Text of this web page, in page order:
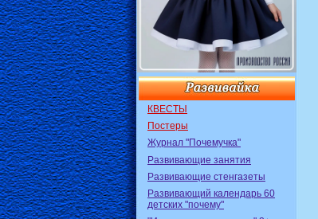
КВЕСТЫ
Постеры
Журнал "Почемучка"
Развивающие занятия
Развивающие стенгазеты
Развивающий календарь 60
детских "почему"